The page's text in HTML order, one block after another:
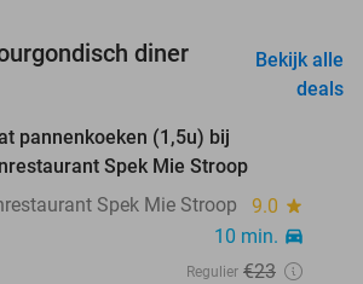
diner
Bekijk alle
deals
favorite_border
pannenkoeken (1,5u) bij
Spek Mie Stroop
Spek Mie Stroop
9.0 star
10 min. directions_car
Regulier €23